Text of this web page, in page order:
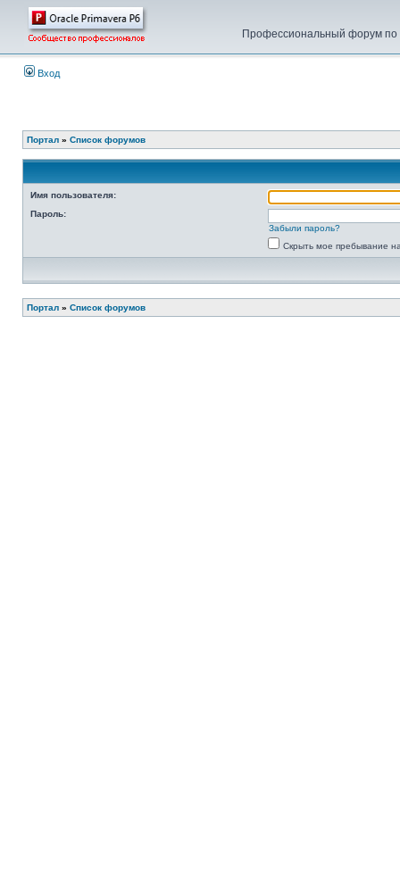
Профессиональный форум по
Вход
Портал » Список форумов
Имя пользователя:
Пароль:
Забыли пароль?
Скрыть мое пребывание
Портал » Список форумов